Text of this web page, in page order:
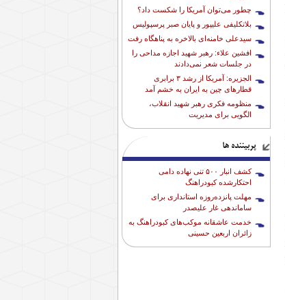
چطور می‌توان آمریکا را شکست داد؟
بلاتکلیفی علیپور و پایان صبر پرسپولیس
سیدعلی خامنه‌ای بالاخره به پناهگاه رفت
افشین علاء: رهبر شهید اجازه مداحی را
در جلسات شعر نمی‌دادند
الجزیره: آمریکا از رشد ۳ برابری
قطارهای چین به ایران به خشم آمد
منظومه فکری رهبر شهید انقلاب،
الگویی برای مدیریت
پربیننده ها
کشف انبار ۵۰۰ تنی نهاده دامی
احتکارشده کبودراهنگ
مهلت پانزده‌روزه استانداری برای
ساماندهی غار علیصدر
خدمت عاشقانه موکب‌های کبودراهنگ به
زائران اربعین حسینی